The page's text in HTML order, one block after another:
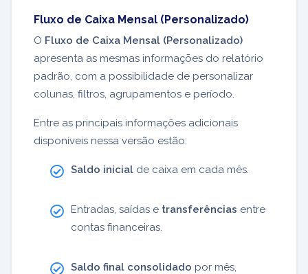
Fluxo de Caixa Mensal (Personalizado)
O Fluxo de Caixa Mensal (Personalizado)
apresenta as mesmas informações do relatório
padrão, com a possibilidade de personalizar
colunas, filtros, agrupamentos e período.
Entre as principais informações adicionais
disponíveis nessa versão estão:
Saldo inicial de caixa em cada mês.
Entradas, saídas e transferências entre
contas financeiras.
Saldo final consolidado por mês,